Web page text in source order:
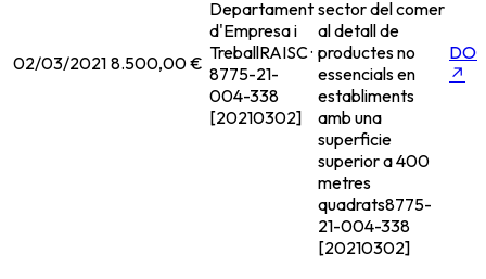
02/03/2021 8.500,00 €
Departament
d'Empresa i
TreballRAISC ·
8775-21-
004-338
[20210302]
sector del comer
al detall de
productes no
essencials en
establiments
amb una
superficie
superior a 400
metres
quadrats8775-
21-004-338
[20210302]
↗